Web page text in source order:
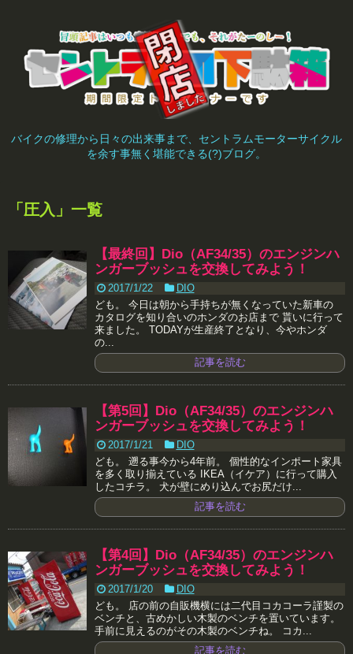
バイクの修理から日々の出来事まで、セントラムモーターサイクル
を余す事無く堪能できる(?)ブログ。
「 圧入 」 一覧
【最終回】Dio（AF34/35）のエンジンハ
ンガーブッシュを交換してみよう！
2017/1/22
DIO
ども。 今日は朝から手持ちが無くなっていた新車の
カタログを知り合いのホンダのお店まで 貰いに行って
来ました。 TODAYが生産終了となり、今やホンダ
の...
記事を読む
【第5回】Dio（AF34/35）のエンジンハ
ンガーブッシュを交換してみよう！
2017/1/21
DIO
ども。 遡る事今から4年前。 個性的なインポート家具
を多く取り揃えている IKEA（イケア）に行って購入
したコチラ。 犬が壁にめり込んでお尻だけ...
記事を読む
【第4回】Dio（AF34/35）のエンジンハ
ンガーブッシュを交換してみよう！
2017/1/20
DIO
ども。 店の前の自販機横には二代目コカコーラ謹製の
ベンチと、古めかしい木製のベンチを置いています。
手前に見えるのがその木製のベンチね。 コカ...
記事を読む